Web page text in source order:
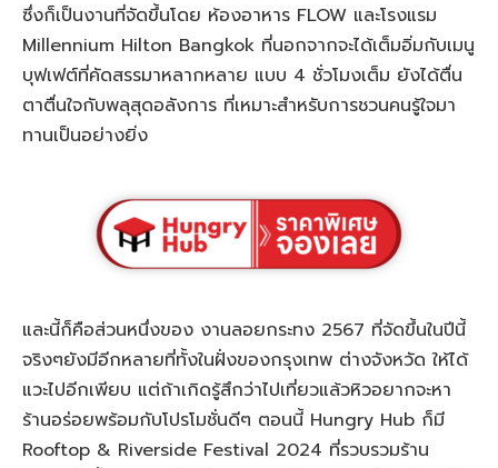
ซึ่งก็เป็นงานที่จัดขึ้นโดย ห้องอาหาร FLOW และโรงแรม
Millennium Hilton Bangkok ที่นอกจากจะได้เต็มอิ่มกับเมนู
บุฟเฟต์ที่คัดสรรมาหลากหลาย แบบ 4 ชั่วโมงเต็ม ยังได้ตื่น
ตาตื่นใจกับพลุสุดอลังการ ที่เหมาะสำหรับการชวนคนรู้ใจมา
ทานเป็นอย่างยิ่ง
และนี้ก็คือส่วนหนึ่งของ งานลอยกระทง 2567 ที่จัดขึ้นในปีนี้
จริงๆยังมีอีกหลายที่ทั้งในฝั่งของกรุงเทพ ต่างจังหวัด ให้ได้
แวะไปอีกเพียบ แต่ถ้าเกิดรู้สึกว่าไปเที่ยวแล้วหิวอยากจะหา
ร้านอร่อยพร้อมกับโปรโมชั่นดีๆ ตอนนี้ Hungry Hub ก็มี
Rooftop & Riverside Festival 2024 ที่รวบรวมร้าน